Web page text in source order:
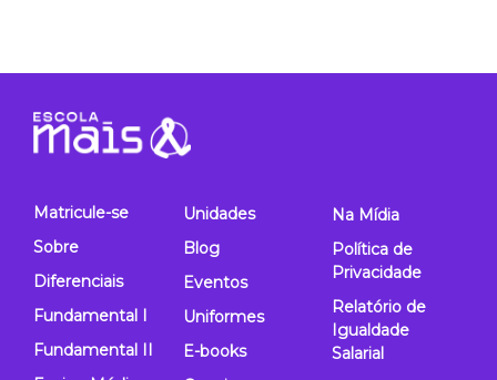
Matricule-se
Sobre
Diferenciais
Fundamental I
Fundamental II
Unidades
Blog
Eventos
Uniformes
E-books
Na Mídia
Política de
Privacidade
Relatório de
Igualdade
Salarial